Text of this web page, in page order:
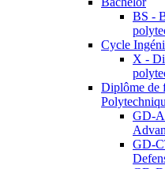
BS -
Cycle
X -
Diplôme de
GD-
GD-